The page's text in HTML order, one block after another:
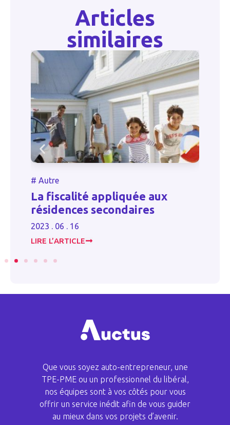
Articles
similaires
# Autre
La fiscalité appliquée aux
résidences secondaires
2023 . 06 . 16
LIRE L’ARTICLE
Que vous soyez auto-entrepreneur, une
TPE-PME ou un professionnel du libéral,
nos équipes sont à vos côtés pour vous
offrir un service inédit afin de vous guider
au mieux dans vos projets d’avenir.